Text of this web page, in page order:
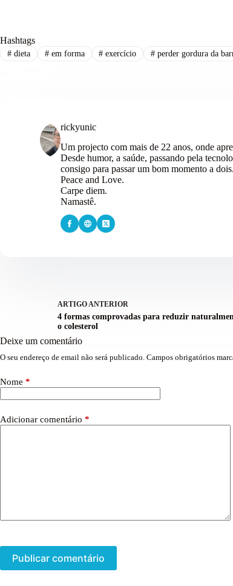
Hashtags
#dieta #em forma # exercício # perder gordura da
rickyunic
Um projecto com mais de 22 anos, onde
Desde humor, a saúde, passando pela
consigo para passar um bom momento a dois.
Peace and Love.
Carpe diem.
Namastê.
ARTIGOANTERIOR
4 formas comprovadas para reduzir
o colesterol
Deixe um comentário
O seu endereço de email não será publicado. Campos obrigatórios
Nome *
Adicionar comentário *
Publicar comentário